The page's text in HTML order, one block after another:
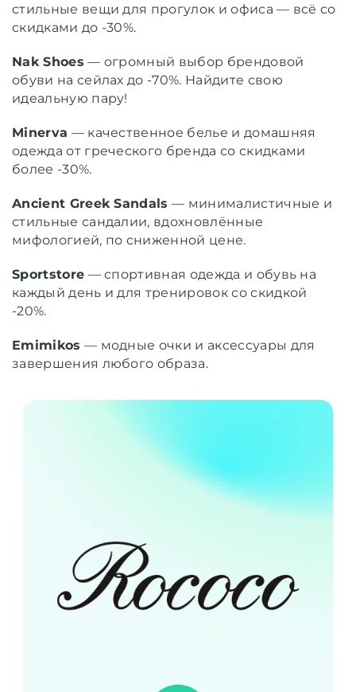
стильные вещи для прогулок и офиса — всё со
скидками до -30%.
Nak Shoes — огромный выбор брендовой
обуви на сейлах до -70%. Найдите свою
идеальную пару!
Minerva — качественное белье и домашняя
одежда от греческого бренда со скидками
более -30%.
Ancient Greek Sandals — минималистичные и
стильные сандалии, вдохновлённые
мифологией, по сниженной цене.
Sportstore — спортивная одежда и обувь на
каждый день и для тренировок со скидкой
-20%.
Emimikos — модные очки и аксессуары для
завершения любого образа.